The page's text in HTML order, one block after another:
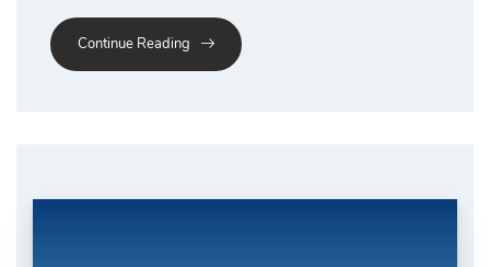
Continue Reading